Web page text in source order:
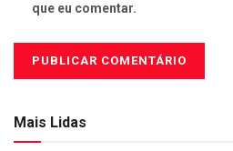
que eu comentar.
Mais Lidas